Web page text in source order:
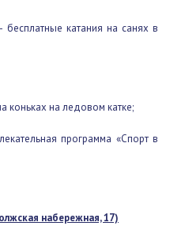
катания на санях
коньках на ледовом катке;
программа «Спорт
набережная, 17)